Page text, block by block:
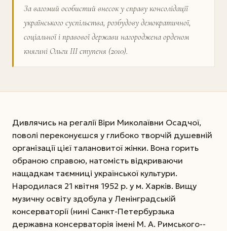
За вагомий особистий внесок у справу консолідації
українського суспільства, розбудову демократичної,
соціальної і правової держави нагороджена орденом
княгині Ольги ІІІ ступеня (2010).
Дивлячись на регалії Віри Миколаївни Осадчої,
поволі переконуєшся у глибоко творчій душевній
організації цієї талановитої жінки. Вона горить
обраною справою, натомість відкриваючи
нащадкам таємниці української культури.
Народилася 21 квітня 1952 р. у м. Харків. Вищу
музичну освіту здобула у Ленінградській
консерваторії (нині Санкт-Петербурзька
державна консерваторія імені М. А. Римського-­